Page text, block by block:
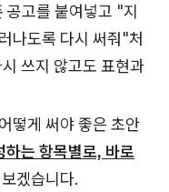
공고를 붙여넣고 "지
나도록 다시 써줘"처
쓰지 않고도 표현과
떻게 써야 좋은 초안
하는 항목별로, 바로
겠습니다.